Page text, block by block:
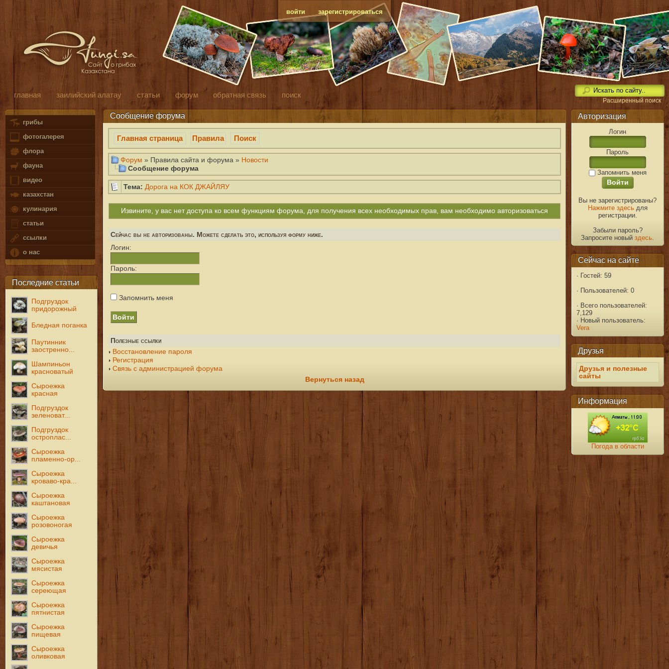
войти зарегистрироваться
главная заилийский алатау статьи форум обратная связь поиск
Расширенный поиск
грибы
фотогалерея
флора
фауна
видео
казахстан
кулинария
статьи
ссылки
о нас
Последние статьи
Подгруздок
придорожный
Бледная поганка
Паутинник
заостренно...
Шампиньон
красноватый
Сыроежка
красная
Подгруздок
зеленоват...
Подгруздок
остроплас...
Сыроежка
пламенно-ор...
Сыроежка
кроваво-кра...
Сыроежка
каштановая
Сыроежка
розовоногая
Сыроежка
девичья
Сыроежка
мясистая
Сыроежка
сереющая
Сыроежка
пятнистая
Сыроежка
пищевая
Сыроежка
оливковая
Авторизация
Логин
Пароль
Запомнить меня
Вы не зарегистрированы?
Нажмите здесьдля
регистрации.
Забыли пароль?
Запросите новыйздесь
Сейчас на сайте
· Гостей: 59
· Пользователей: 0
· Всего пользователей:
7,129
· Новый пользователь:
Vera
Друзья
Друзья и полезные
сайты
Информация
Погода в области
Сообщение форума
Главная страница Правила Поиск
Форум » Правила сайта и форума » Новости
Сообщение форума
Тема: Дорога на КОК ДЖАЙЛЯУ
Извините, у вас нет доступа ко всем функциям форума, для получения всех необходимых прав, вам необходимо авторизоваться
Сейчас вы не авторизованы. Можете сделать это, используя форму ниже.
Логин:
Пароль:
Запомнить меня
Полезные ссылки
Восстановление пароля
Регистрация
Связь с администрацией форума
Вернуться назад